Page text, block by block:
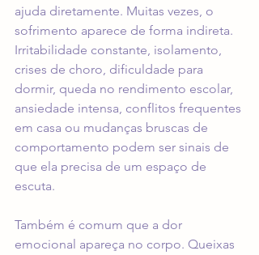
ajuda diretamente. Muitas vezes, o
sofrimento aparece de forma indireta.
Irritabilidade constante, isolamento,
crises de choro, dificuldade para
dormir, queda no rendimento escolar,
ansiedade intensa, conflitos frequentes
em casa ou mudanças bruscas de
comportamento podem ser sinais de
que ela precisa de um espaço de
escuta.
Também é comum que a dor
emocional apareça no corpo. Queixas